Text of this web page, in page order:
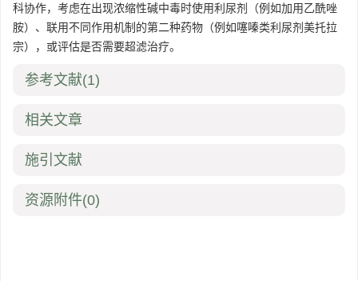
科协作，考虑在出现浓缩性碱中毒时使用利尿剂（例如加用乙酰唑
胺）、联用不同作用机制的第二种药物（例如噻嗪类利尿剂美托拉
宗），或评估是否需要超滤治疗。
参考文献(1)
相关文章
施引文献
资源附件(0)